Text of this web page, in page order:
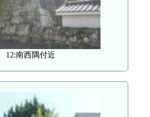
12:南西隅付近